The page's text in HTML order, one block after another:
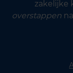
zakelijke
overstappen